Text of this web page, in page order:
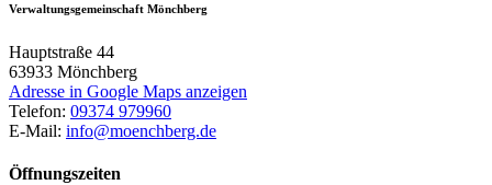
Verwaltungsgemeinschaft Mönchberg
Hauptstraße 44
63933 Mönchberg
Adresse in Google Maps anzeigen
Telefon: 09374 979960
E-Mail: info@moenchberg.de
Öffnungszeiten